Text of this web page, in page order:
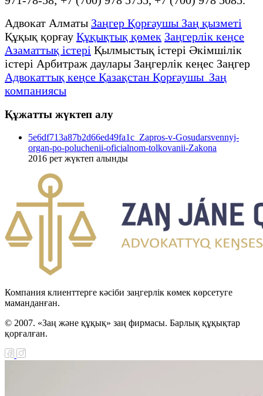
Адвокат Алматы Заңгер Қорғаушы Заң қызметі
Құқық қорғау Құқықтық қөмек Заңгерлік кеңсе
Азаматтық істері Қылмыстық істері Әкімшілік
істері Арбитраж даулары Заңгерлік кеңес Заңгер
Адвокаттық кеңсе Қазақстан Қорғаушы Заң
компаниясы
Құжатты жүктеп алу
5e6df713a87b2d66ed49fa1c_Zapros-v-Gosudarsvennyj-
organ-po-poluchenii-oficialnom-tolkovanii-Zakona
2016 рет жүктеп алынды
Компания клиенттерге кәсіби заңгерлік көмек көрсетуге
маманданған.
© 2007. «Заң және құқық» заң фирмасы. Барлық құқықтар
қорғалған.